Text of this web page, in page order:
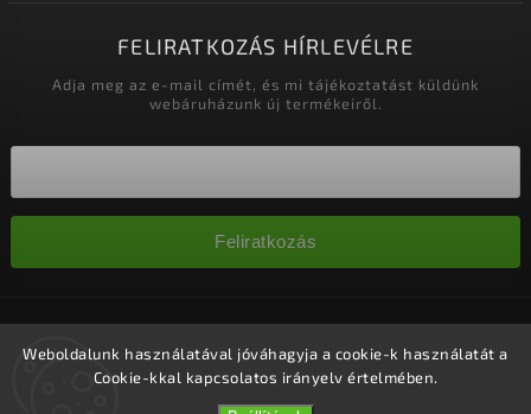
Weboldalunk használatával jóváhagyja a cookie-k használatát a
Cookie-kkal kapcsolatos irányelv értelmében.
FELIRATKOZÁS HÍRLEVÉLRE
Adja meg az e-mail címét, és mi tájékoztatást küldünk
webáruházunk új termékeiről.
Feliratkozás
fenntartva.
Süti beállítások szerkesztése